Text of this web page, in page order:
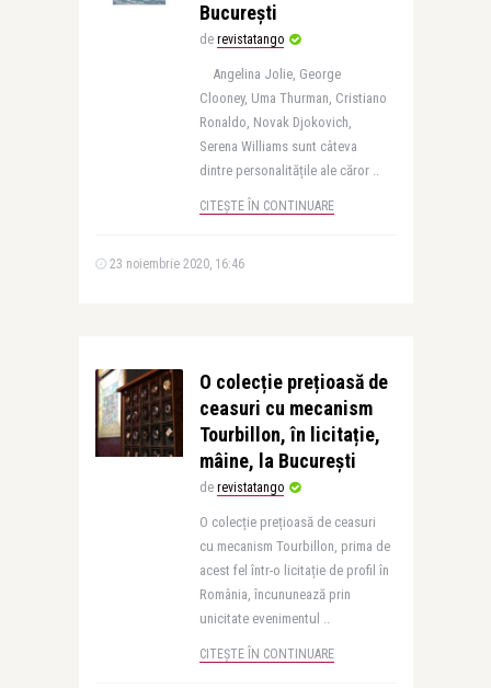
București
de revistatango
Angelina Jolie, George
Clooney, Uma Thurman, Cristiano
Ronaldo, Novak Djokovich,
Serena Williams sunt câteva
dintre personalitățile ale căror ..
CITEȘTE ÎN CONTINUARE
23 noiembrie 2020, 16:46
O colecție prețioasă de
ceasuri cu mecanism
Tourbillon, în licitație,
mâine, la București
de revistatango
O colecție prețioasă de ceasuri
cu mecanism Tourbillon, prima de
acest fel într-o licitație de profil în
România, încununează prin
unicitate evenimentul ..
CITEȘTE ÎN CONTINUARE